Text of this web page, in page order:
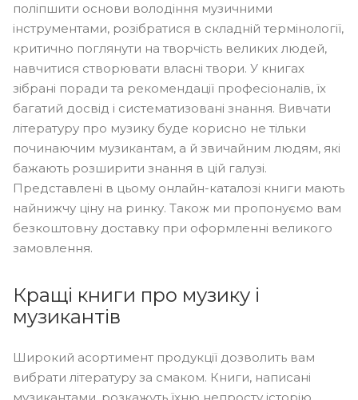
поліпшити основи володіння музичними
інструментами, розібратися в складній термінології,
критично поглянути на творчість великих людей,
навчитися створювати власні твори. У книгах
зібрані поради та рекомендації професіоналів, їх
багатий досвід і систематизовані знання. Вивчати
літературу про музику буде корисно не тільки
починаючим музикантам, а й звичайним людям, які
бажають розширити знання в цій галузі.
Представлені в цьому онлайн-каталозі книги мають
найнижчу ціну на ринку. Також ми пропонуємо вам
безкоштовну доставку при оформленні великого
замовлення.
Кращі книги про музику і
музикантів
Широкий асортимент продукції дозволить вам
вибрати літературу за смаком. Книги, написані